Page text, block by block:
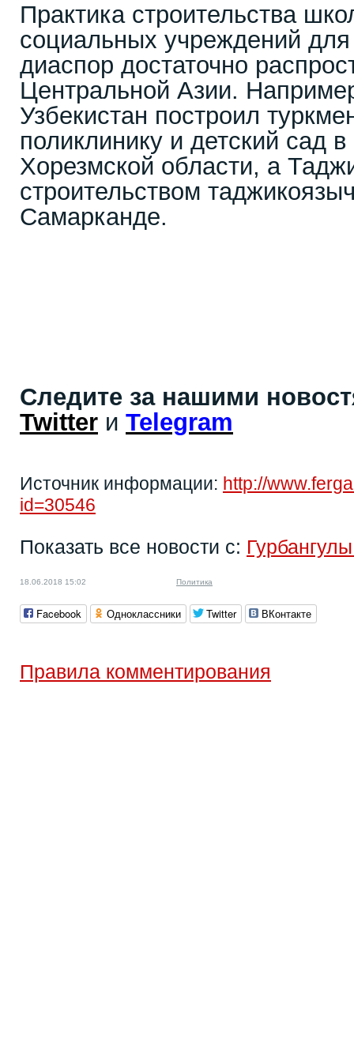
Практика строительства
социальных учреждений для
диаспор достаточно
Центральной Азии.
Узбекистан построил
поликлинику и детский сад
Хорезмской области, а
строительством
Самарканде.
Следите за нашими
Twitter и Telegram
Источник информации: http://
id=30546
Показать все новости с:
18.06.2018 15:02 Политика
Facebook Одноклассники Twitter ВКонтакте
Правила комментирования